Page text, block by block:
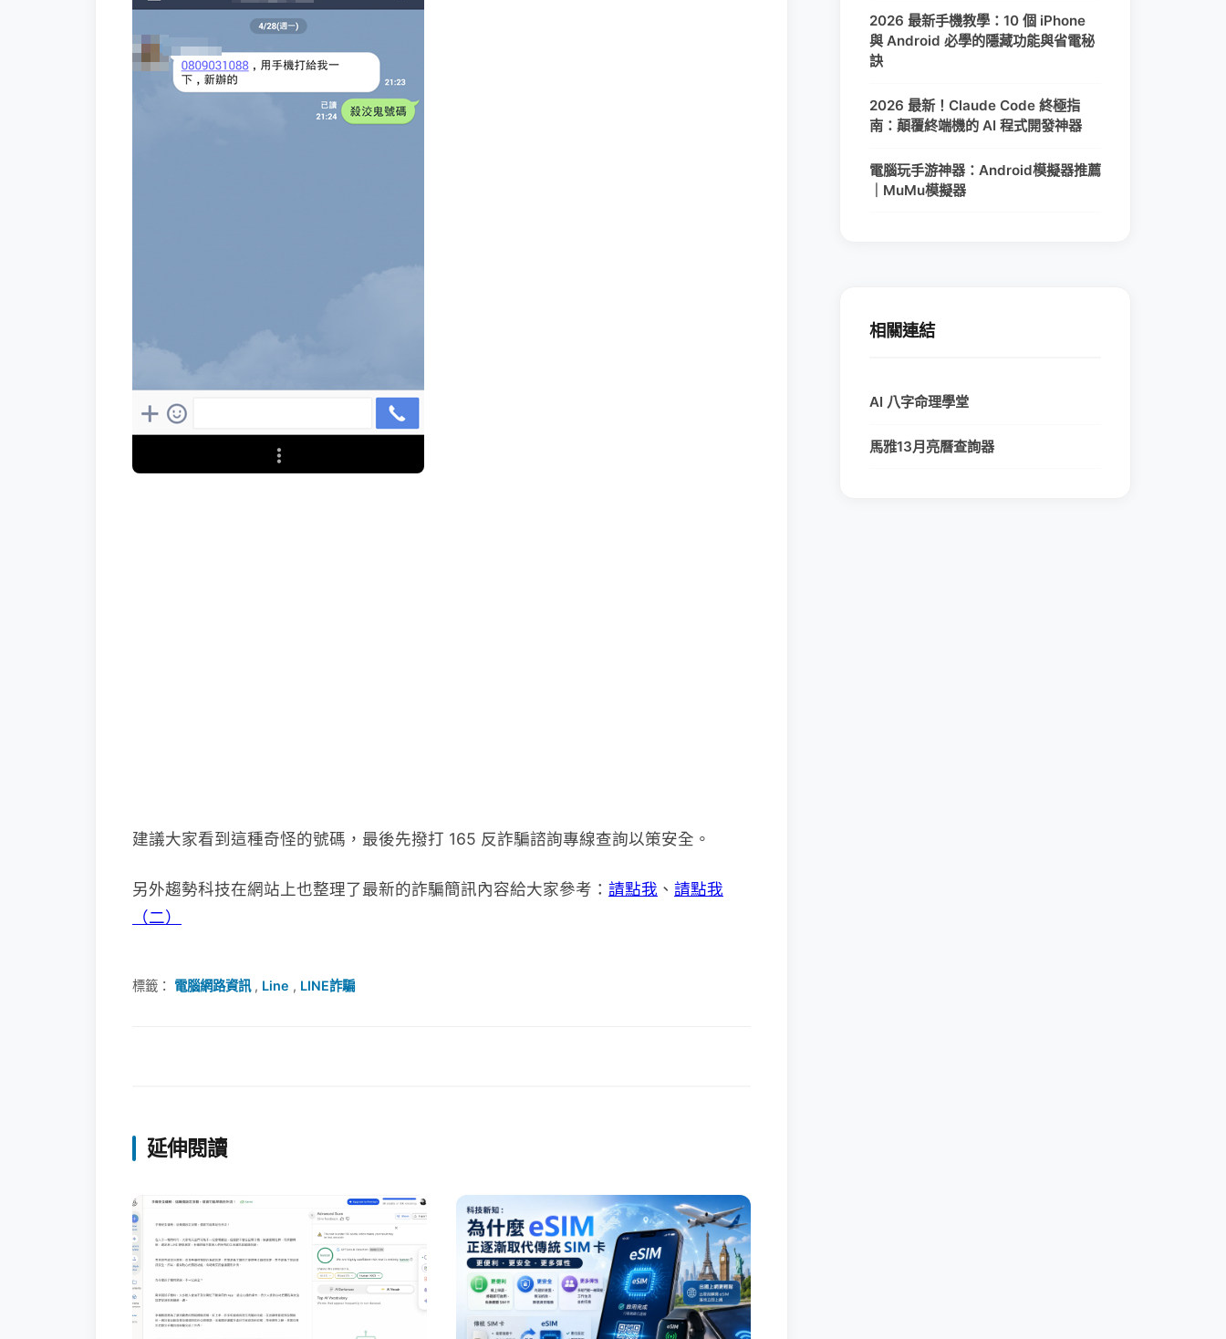
建議大家看到這種奇怪的號碼，最後先撥打 165 反詐騙諮詢專線查詢以策安全。
另外趨勢科技在網站上也整理了最新的詐騙簡訊內容給大家參考： 請點我 、 請點我
（二）
標籤： 電腦網路資訊, Line , LINE詐騙
延伸閱讀
2026 最新手機教學：10 個 iPhone
與 Android 必學的隱藏功能與省電秘
訣
2026 最新！Claude Code 終極指
南：顛覆終端機的 AI 程式開發神器
電腦玩手游神器：Android模擬器推薦
｜MuMu模擬器
相關連結
AI 八字命理學堂
馬雅13月亮曆查詢器